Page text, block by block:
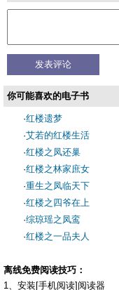
你可能喜欢的电子书
·红楼遗梦
·艾若的红楼生活
·红楼之凤还巢
·红楼之林家庶女
·重生之凤临天下
·红楼之四爷在上
·综琼瑶之凤鸾
·红楼之一品夫人
离线免费阅读技巧：
1、安装[手机阅读]阅读器